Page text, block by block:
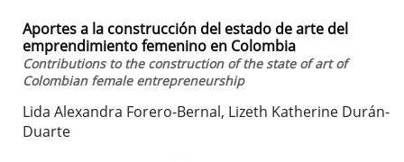
Aportes a la construcción del estado de arte del
emprendimiento femenino en Colombia
Contributions to the construction of the state of art of
Colombian female entrepreneurship
Lida Alexandra Forero-Bernal, Lizeth Katherine Durán-
Duarte